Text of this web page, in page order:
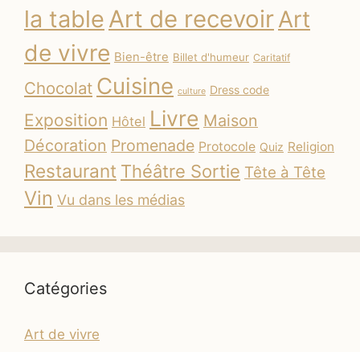
la table Art de recevoirArt
de vivre Bien-être Billet d'humeur Caritatif
Chocolat Cuisine culture Dress code
Exposition Hôtel Livre Maison
Décoration Promenade Protocole Quiz Religion
Restaurant Théâtre Sortie Tête à Tête
Vin Vu dans les médias
Catégories
Art de vivre